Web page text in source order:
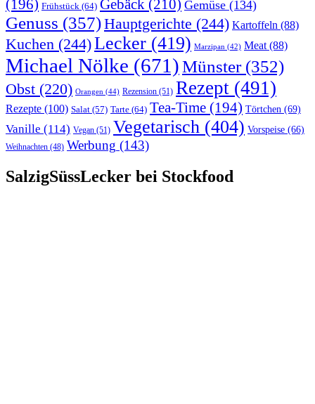
(196) Frühstück (64) Gebäck (210) Gemüse (134)
Genuss (357)Hauptgerichte (244) Kartoffeln (88)
Kuchen (244)Lecker (419) Marzipan (42) Meat (88)
Michael Nölke (671)Münster(352)
Obst (220) Orangen (44) Rezension (51) Rezept (491)
Rezepte (100) Salat (57) Tarte (64) Tea-Time (194) Törtchen (69)
Vanille (114) Vegan (51) Vegetarisch (404) Vorspeise (66)
Weihnachten (48) Werbung (143)
SalzigSüssLecker bei Stockfood